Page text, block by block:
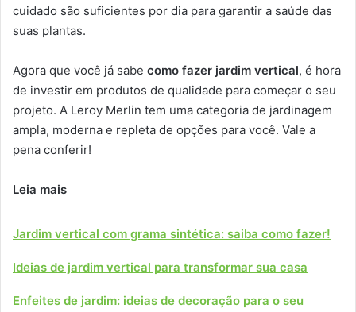
cuidado são suficientes por dia para garantir a saúde das
suas plantas.
Agora que você já sabe como fazer jardim vertical, é hora
de investir em produtos de qualidade para começar o seu
projeto. A Leroy Merlin tem uma categoria de jardinagem
ampla, moderna e repleta de opções para você. Vale a
pena conferir!
Leia mais
Jardim vertical com grama sintética: saiba como fazer!
Ideias de jardim vertical para transformar sua casa
Enfeites de jardim: ideias de decoração para o seu